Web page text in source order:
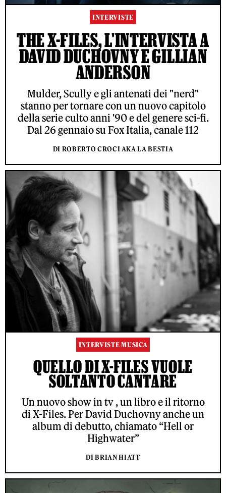
INTERVISTE
THE X-FILES, L'INTERVISTA A
DAVID DUCHOVNY E GILLIAN
ANDERSON
Mulder, Scully e gli antenati dei "nerd"
stanno per tornare con un nuovo capitolo
della serie culto anni '90 e del genere sci-fi.
Dal 26 gennaio su Fox Italia, canale 112
DI ROBERTO CROCI AKA LA BESTIA
INTERVISTE MUSICA
QUELLO DI X-FILES VUOLE
SOLTANTO CANTARE
Un nuovo show in tv , un libro e il ritorno
di X-Files. Per David Duchovny anche un
album di debutto, chiamato “Hell or
Highwater”
DI BRIAN HIATT